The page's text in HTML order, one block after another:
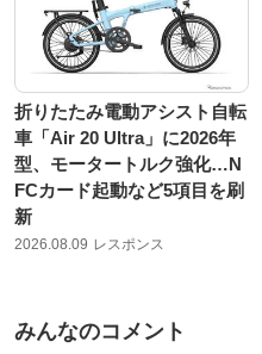
折りたたみ電動アシスト自転
車「Air 20 Ultra」に2026年
型、モータートルク強化…N
FCカード起動など5項目を刷
新
2026.08.09 レスポンス
みんなのコメント